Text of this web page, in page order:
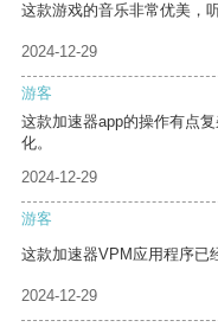
这款游戏的音乐非常优美，
2024-12-29
游客
这款加速器app的操作有点
化。
2024-12-29
游客
这款加速器VPM应用程序已
2024-12-29